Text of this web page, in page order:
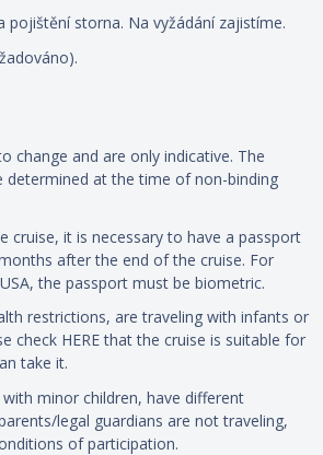
pojištění storna. Na vyžádání zajistíme.
change and are only indicative. The
determined at the time of non-binding
cruise, it is necessary to have a passport
after the end of the cruise. For
the passport must be biometric.
restrictions, are traveling with infants or
check HERE that the cruise is suitable for
take it.
minor children, have different
legal guardians are not traveling,
of participation.